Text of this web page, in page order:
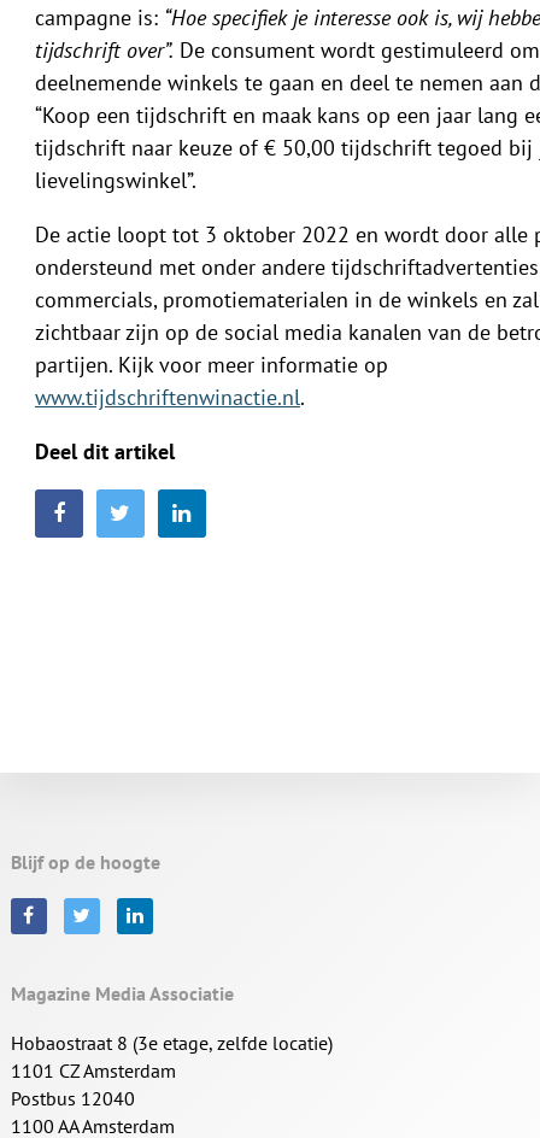
campagne is: “Hoe specifiek je interesse ook is, wij
tijdschrift over”. De consument wordt gestimuleerd
deelnemende winkels te gaan en deel te nemen aan
“Koop een tijdschrift en maak kans op een jaar lang
tijdschrift naar keuze of € 50,00 tijdschrift tegoed bij
lievelingswinkel”.
De actie loopt tot 3 oktober 2022 en wordt door alle
ondersteund met onder andere
commercials, promotiematerialen in de winkels en
zichtbaar zijn op de social media kanalen van de
partijen. Kijk voor meer informatie op
www.tijdschriftenwinactie.nl.
Deel dit artikel
Blijf op de hoogte
Magazine Media Associatie
Hobaostraat 8 (3e etage, zelfde locatie)
1101 CZ Amsterdam
Postbus 12040
1100 AA Amsterdam